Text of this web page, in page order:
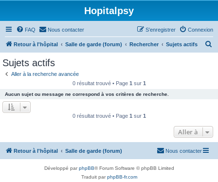
Hopitalpsy
FAQ Nous contacter Connexion
S’enregistrer
Retour à l'hôpital Salle de garde (forum) Rechercher Sujets actifs
e
Sujets actifs
Aller à la recherche avancée
0 résultat trouvé • Page 1 sur 1
Aucun sujet ou message ne correspond à vos critères de recherche.
0 résultat trouvé • Page 1 sur 1
Aller à
Retour à l'hôpital Salle de garde (forum) Nous contacter
Développé parphpBB® Forum Software © phpBB Limited
Traduit parphpBB-fr.com